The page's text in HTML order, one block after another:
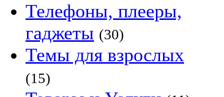
Телефоны, плееры,
гаджеты (30)
Темы для взрослых
(15)